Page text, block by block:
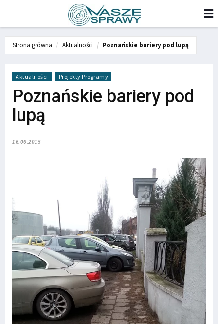
Strona główna Aktualności Poznańskie bariery pod lupą
Aktualności Projekty Programy
Poznańskie bariery pod
lupą
16.06.2015